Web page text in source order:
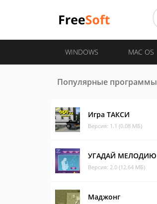
WINDOWS MAC OS
Популярные программы
Игра ТАКСИ
Версия: 1.1 (0.08 МБ)
УГАДАЙ МЕЛОДИЮ
Версия: 2.0 (12.64 МБ)
Маджонг